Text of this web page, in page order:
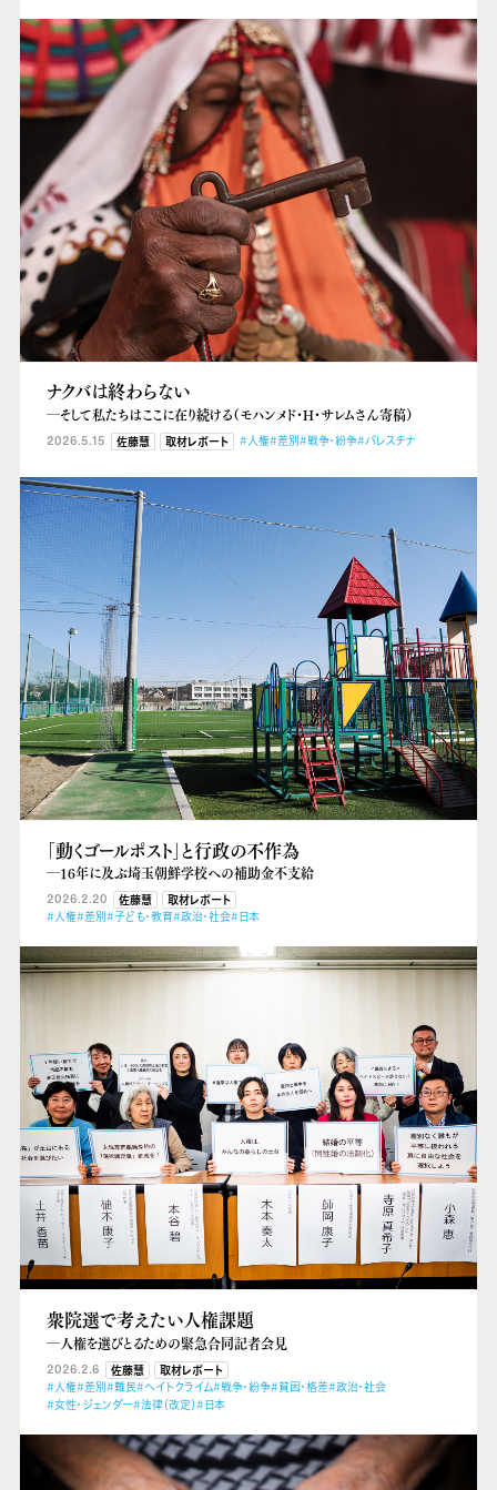
ナクバは終わらない
―そして私たちはここに在り続ける（モハンメド・H・サレムさん寄稿）
2026.5.15 佐藤慧 取材レポート #人権#差別#戦争・紛争#パレスチナ
「動くゴールポスト」と行政の不作為
―16年に及ぶ埼玉朝鮮学校への補助金不支給
2026.2.20 佐藤慧
取材レポート
#人権#差別#子ども・教育#政治・社会#日本
衆院選で考えたい人権課題
―人権を選びとるための緊急合同記者会見
2026.2.6 佐藤慧
取材レポート
#人権#差別#難民#ヘイトクライム#戦争・紛争#貧困・格差#政治・社会
#女性・ジェンダー#法律（改定）#日本